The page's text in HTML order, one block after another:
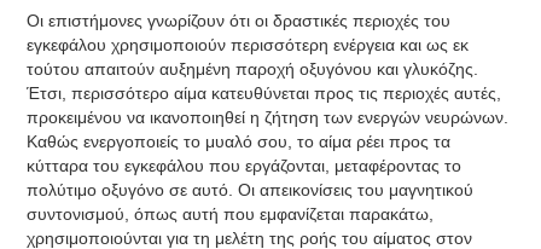
Οι επιστήμονες γνωρίζουν ότι οι δραστικές περιοχές του
εγκεφάλου χρησιμοποιούν περισσότερη ενέργεια και ως εκ
τούτου απαιτούν αυξημένη παροχή οξυγόνου και γλυκόζης.
Έτσι, περισσότερο αίμα κατευθύνεται προς τις περιοχές αυτές,
προκειμένου να ικανοποιηθεί η ζήτηση των ενεργών νευρώνων.
Καθώς ενεργοποιείς το μυαλό σου, το αίμα ρέει προς τα
κύτταρα του εγκεφάλου που εργάζονται, μεταφέροντας το
πολύτιμο οξυγόνο σε αυτό. Οι απεικονίσεις του μαγνητικού
συντονισμού, όπως αυτή που εμφανίζεται παρακάτω,
χρησιμοποιούνται για τη μελέτη της ροής του αίματος στον